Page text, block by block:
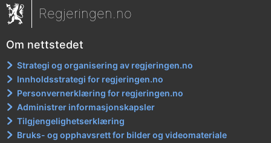
Regjeringen.no
Om nettstedet
Strategi og organisering av regjeringen.no
Innholdsstrategi for regjeringen.no
Personvernerklæring for regjeringen.no
Administrer informasjonskapsler
Tilgjengelighetserklæring
Bruks- og opphavsrett for bilder og videomateriale